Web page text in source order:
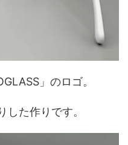
」のロゴ。
た作りです。